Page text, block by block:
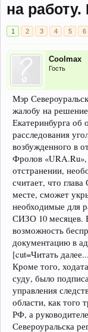
на
1 2 3 4 5 6
Coolmax
Гость
Мэр
жалобу на
Екатеринбурга об
расследования
возбужденного в
Фролов «URA.Ru»,
отстранении,
считает, что
месте, сможет
необходимые для
СИЗО 10 месяцев.
возможность
документацию в
[cut=Читать
Кроме того,
суду, было
управления
области, как того
РФ, а
Североуральска